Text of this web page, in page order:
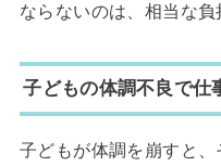
ならないのは、相当な負
子どもの体調不良で仕
子どもが体調を崩すと